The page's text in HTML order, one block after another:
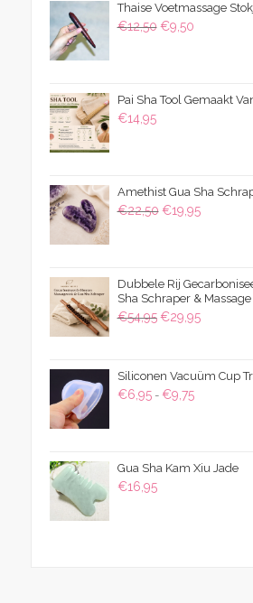
€39,50.€24,95.
Thaise Voetmassage
€12,50 Oorspronkelijke
€9,50Huidige
Pai Sha Tool Gemaakt
€14,95
Amethist Gua Sha
€22,50 Oorspronkelijke
€19,95Huidige
Dubbele Rij
Sha Schraper & Massage
€54,95 Oorspronkelijke
€54,95.
€29,95Huidige
€29,95.
Siliconen Vacuüm Cup
€6,95 - €9,75Prijsklasse:
Gua Sha Kam Xiu Jade
€16,95